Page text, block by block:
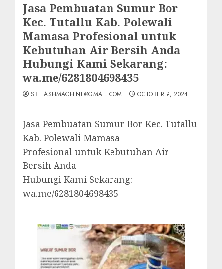
Jasa Pembuatan Sumur Bor
Kec. Tutallu Kab. Polewali
Mamasa Profesional untuk
Kebutuhan Air Bersih Anda
Hubungi Kami Sekarang:
wa.me/6281804698435
SBFLASHMACHINE@GMAIL.COM OCTOBER 9, 2024
Jasa Pembuatan Sumur Bor Kec. Tutallu
Kab. Polewali Mamasa
Profesional untuk Kebutuhan Air
Bersih Anda
Hubungi Kami Sekarang:
wa.me/6281804698435